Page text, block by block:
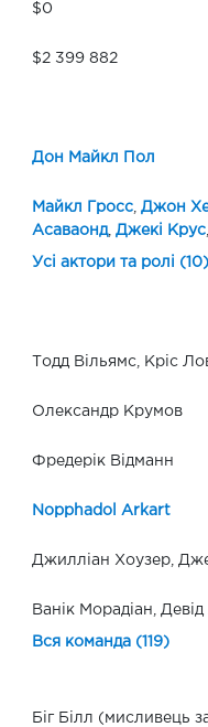
$0
$2 399 882
Дон Майкл Пол
Майкл Гросс, Джон
Асаваонд, Джекі Крус,
Усі актори та ролі (10)
Тодд Вільямс, Кріс
Олександр Крумов
Фредерік Відманн
Nopphadol Arkart
Джилліан Хоузер,
Ванік Морадіан,
Вся команда (119)
Біг Білл (мисливець